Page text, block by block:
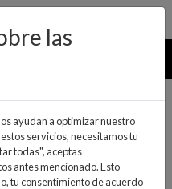
las
ayudan a optimizar nuestro
servicios, necesitamos tu
todas", aceptas
antes mencionado. Esto
tu consentimiento de acuerdo